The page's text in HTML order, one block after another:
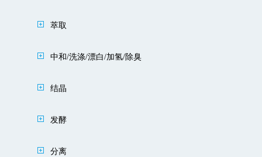
萃取
中和/洗涤/漂白/加氢/除臭
结晶
发酵
分离